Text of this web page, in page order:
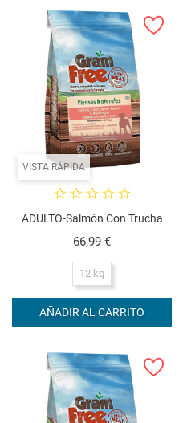
VISTA RÁPIDA
ADULTO-Salmón Con Trucha
66,99 €Precio
12 kg
AÑADIR AL CARRITO